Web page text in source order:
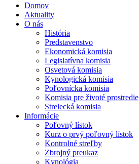
Domov
Aktuality
O nás
História
Predstavenstvo
Ekonomická komisia
Legislatívna komisia
Osvetová komisia
Kynologická komisia
Poľovnícka komisia
Komisia pre životé prostredie
Strelecká komisia
Informácie
Poľovný lístok
Kurz o prvý poľovný lístok
Kontrolné streľby
Zbrojný preukaz
Kynológia